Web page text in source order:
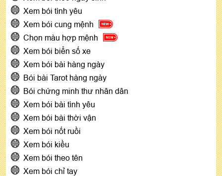
Xem bói tình yêu
Xem bói cung mệnh
Chọn màu hợp mệnh
Xem bói biển số xe
Xem bói bài hàng ngày
Bói bài Tarot hàng ngày
Bói chứng minh thư nhân dân
Xem bói bài tình yêu
Xem bói bài thời vận
Xem bói nốt ruồi
Xem bói kiều
Xem bói theo tên
Xem bói chỉ tay